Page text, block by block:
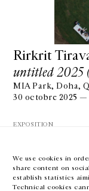
We use cookies in
share content on
establish statistics
Technical cookies
Rirkrit
untitled 2025
MIA Park, Doha,
30 octobre 2025 —
EXPOSITION
GALERIE CHANTAL
10 RUE CHARLOT, 75003
+33 1 42 77 38 87
GALERIE@CROUSEL.COM
HORAIRES
DU MARDI AU VENDREDI
LE SAMEDI
EN FR 中文